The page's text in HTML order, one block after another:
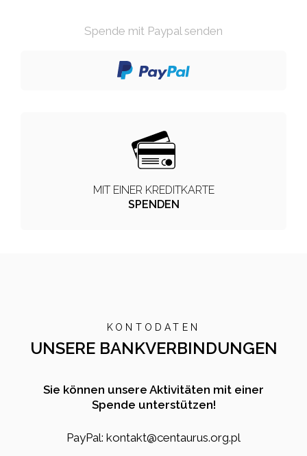
Spende mit Paypal senden
MIT EINER KREDITKARTE
SPENDEN
KONTODATEN
UNSERE BANKVERBINDUNGEN
Sie können unsere Aktivitäten mit einer
Spende unterstützen!
PayPal: kontakt@centaurus.org.pl